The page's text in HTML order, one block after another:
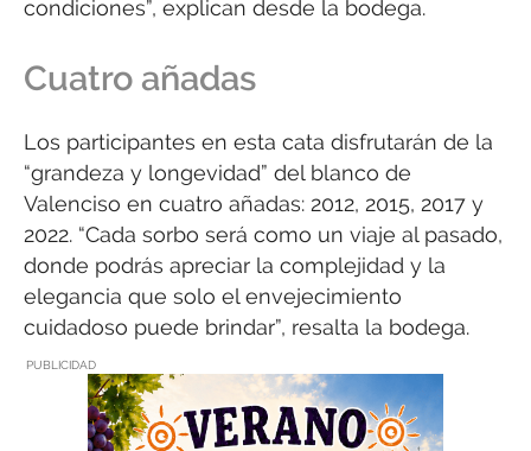
condiciones”, explican desde la bodega.
Cuatro añadas
Los participantes en esta cata disfrutarán de la
“grandeza y longevidad” del blanco de
Valenciso en cuatro añadas: 2012, 2015, 2017 y
2022. “Cada sorbo será como un viaje al pasado,
donde podrás apreciar la complejidad y la
elegancia que solo el envejecimiento
cuidadoso puede brindar”, resalta la bodega.
PUBLICIDAD